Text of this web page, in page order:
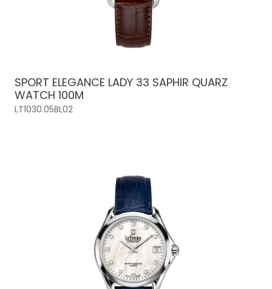
SPORT ELEGANCE LADY 33 SAPHIR QUARZ
WATCH 100M
LT1030.05BL02